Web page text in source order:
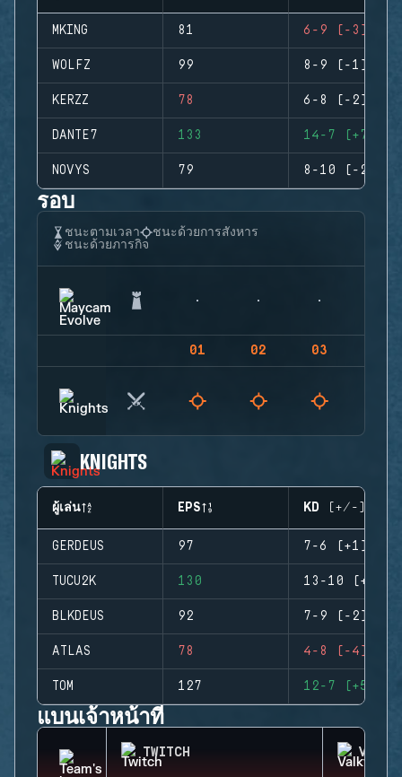
MKING 81 6-9 (-3)
WOLFZ 99 8-9 (-1)
KERZZ 78 6-8 (-2)
DANTE7 133 14-7 (+7)
NOVYS 79 8-10 (-2)
รอบ
ชนะตามเวลา
ชนะด้วยการสังหาร
ชนะด้วยภารกิจ
01 02 03
KNIGHTS
ผู้เล่น EPS KD (+/-)
GERDEUS 97 7-6 (+1)
TUCU2K 130 13-10 (+3)
BLKDEUS 92 7-9 (-2)
ATLAS 78 4-8 (-4)
TOM 127 12-7 (+5)
แบนเจ้าหน้าที่
TWITCH